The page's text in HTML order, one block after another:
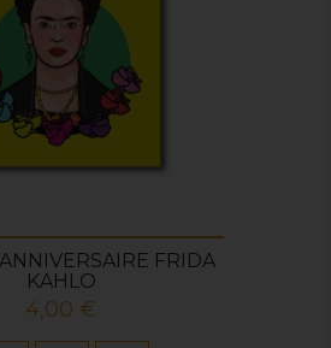
FRIDA
KAHLO
Prix
4,00 €